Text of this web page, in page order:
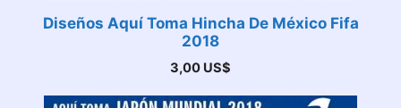
Diseños Aquí Toma Hincha De México Fifa
2018
3,00 US$